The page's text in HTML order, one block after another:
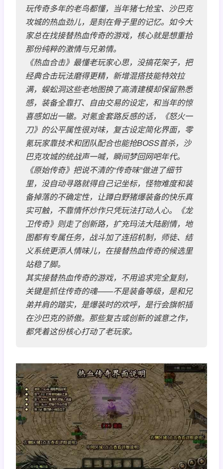
玩传奇多年的老鸟都懂，当年猪七抢宝、沙巴克
攻城的热血劲儿，是刻在骨子里的记忆。如今大
家总在找接替热血传奇的游戏，核心就是想重拾
那份纯粹的激情与兄弟情。
《热血合击》最懂老玩家心思，没搞花架子，把
经典合击玩法磨得更精，新增混搭技能特效拉
满，蜈蚣洞这些老地图换了高清建模却保留熟悉
感，装备全靠打、自由交易的设定，和当年的惊
喜感如出一辙。对氪金套路反感的话，《怒火一
刀》的公平属性很对味，复古设定简化界面，零
氪玩家靠技术和团队配合也能抢BOSS首杀，沙
巴克攻城的统战声一喊，瞬间梦回网吧年代。
《原始传奇》把说不清的“传奇味”做进了细节
里，没自动寻路就得自己记坐标，怪物难度和装
备掉落的不确定性，让蹲白野猪爆装备的快乐真
实可触，不靠情怀炒作只凭玩法打动人心。《龙
卫传奇》则走了创新路，扩充玛法大陆剧情，地
图都有专属任务，战斗加了连招机制，师徒、结
义系统更添人情味儿，在接替热血传奇的候选里
站稳了脚。
其实接替热血传奇的游戏，不用追求完全复刻，
关键是抓住传奇的魂——不是装备等级，是和兄
弟并肩的踏实，是爆装时的欢呼，是行会旗帜插
在沙巴克的骄傲。那些复古或创新的诚意之作，
都凭着这份核心打动了老玩家。